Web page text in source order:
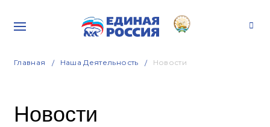
Главная Наша Деятельность Новости
Новости